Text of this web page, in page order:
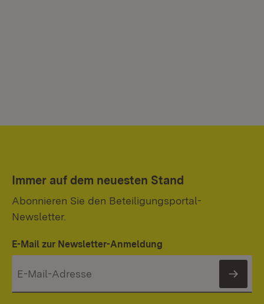
Immer auf dem neuesten Stand
Abonnieren Sie den Beteiligungsportal-
Newsletter.
E-Mail zur Newsletter-Anmeldung